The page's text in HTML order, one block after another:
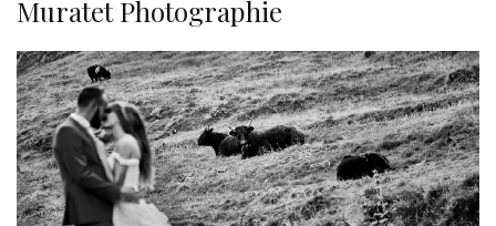
Muratet Photographie